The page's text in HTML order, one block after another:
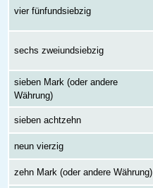
vier fünfundsiebzig
sechs zweiundsiebzig
sieben Mark (oder andere
Währung)
sieben achtzehn
neun vierzig
zehn Mark (oder andere Währung)